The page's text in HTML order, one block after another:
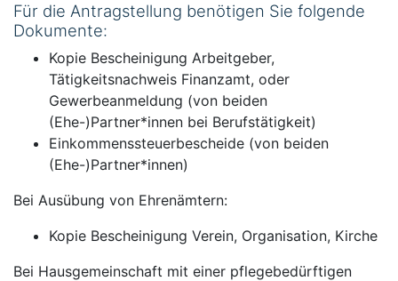
Für die Antragstellung benötigen Sie folgende
Dokumente:
Kopie Bescheinigung Arbeitgeber,
Tätigkeitsnachweis Finanzamt, oder
Gewerbeanmeldung (von beiden
(Ehe-)Partner*innen bei Berufstätigkeit)
Einkommenssteuerbescheide (von beiden
(Ehe-)Partner*innen)
Bei Ausübung von Ehrenämtern:
Kopie Bescheinigung Verein, Organisation, Kirche
Bei Hausgemeinschaft mit einer pflegebedürftigen